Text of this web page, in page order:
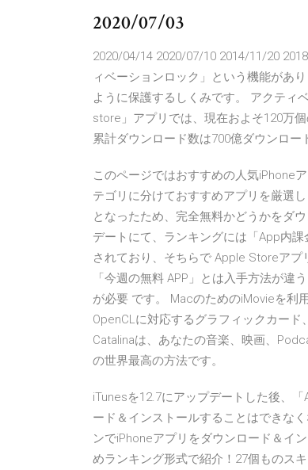
2020/07/03
2020/04/14 2020/07/10 2014/11/20
ィベーションロック」という機能があ
ように保護するしくみです。 アクティ
store」アプリでは、現在およそ120万
累計ダウンロード数は700億ダウンロ
このページではおすすめの人気iPhone
テゴリに分けておすすめアプリを厳選
となったため、完全無料かどうかをダ
デートにて、ランキングには「App内
されており、そちらで Apple Storeア
「今週の無料 APP」とは入手方法が違
が必要 です。 MacのためのiMovieを利
OpenCLに対応するグラフィックカー
Catalinaは、あなたの音楽、映画、
の世界最高の方法です。
iTunesを12.7にアップデートした後、
ード＆インストールすることはできな
ンでiPhoneアプリをダウンロード＆イ
めランキング形式で紹介！27個ものス